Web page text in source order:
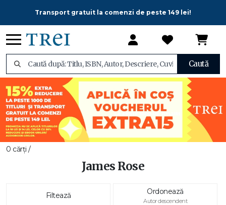
Transport gratuit la comenzi de peste 149 lei!
Caută
0 cărți /
James Rose
Filtează Ordonează
Autor descendent